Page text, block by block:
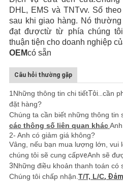
DHL, EMS và TNTvv. Số
sau khi giao hàng. Nó
đạt đượctừ từ phía chúng
thuận tiện cho doanh nghiệp
OEMcó sẵn
Câu hỏi thường gặp
1Những thông tin chi tiếtTôi... cần
đặt hàng?
Chúng ta cần biết những thông tin
các thông số liên quan khácAnh
2- Anh có giảm giá không?
Vâng, nếu bạn mua lượng lớn, vui
chúng tôi sẽ cung cấpveAnh sẽ
3Những điều khoản thanh toán có
Chúng tôi chấp nhận. T/T, L/C,